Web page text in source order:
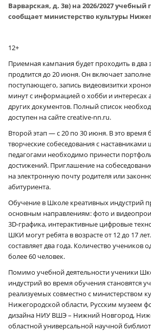
Варварская, д. 3в) на 2026/2027 учебный
сообщает министерство культуры
12+
Приемная кампания будет проходить в два
продлится до 20 июня. Он включает
поступающего, запись видеовизитки
минут с информацией о хобби и интересах
других документов. Полный список
доступен на сайте creative-nn.ru.
Второй этап — с 20 по 30 июня. В это время
творческие собеседования с
педагогами необходимо принести
достижений. Приглашение на
на электронную почту родителя или
абитуриента.
Обучение в Школе креативных индустрий
основным направлениям: фото и
3D-графика, интерактивные цифровые
ШКИ могут ребята в возрасте от 12 до 17
составляет два года. Количество учеников
более 60 человек.
Помимо учебной деятельности ученики
индустрий во время обучения становятся
реализуемых совместно с министерством
Нижегородской области, Русским музеем
дизайна НИУ ВШЭ – Нижний Новгород,
областной универсальной научной